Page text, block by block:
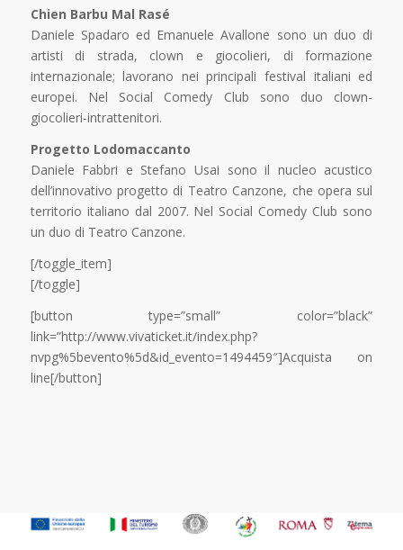
Chien Barbu Mal Rasé
Daniele Spadaro ed Emanuele Avallone sono un duo di
artisti di strada, clown e giocolieri, di formazione
internazionale; lavorano nei principali festival italiani ed
europei. Nel Social Comedy Club sono duo clown-
giocolieri-intrattenitori.
Progetto Lodomaccanto
Daniele Fabbri e Stefano Usai sono il nucleo acustico
dell’innovativo progetto di Teatro Canzone, che opera sul
territorio italiano dal 2007. Nel Social Comedy Club sono
un duo di Teatro Canzone.
[/toggle_item]
[/toggle]
[button type=”small” color=”black”
link=”http://www.vivaticket.it/index.php?
nvpg%5bevento%5d&id_evento=1494459″]Acquista on
line[/button]